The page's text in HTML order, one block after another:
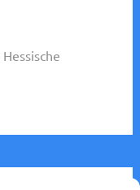
Hessische